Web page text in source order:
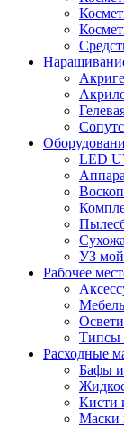
LED
УЗ
Рабочее
Типсы
Расходные
Бафы
Кисти
Маски